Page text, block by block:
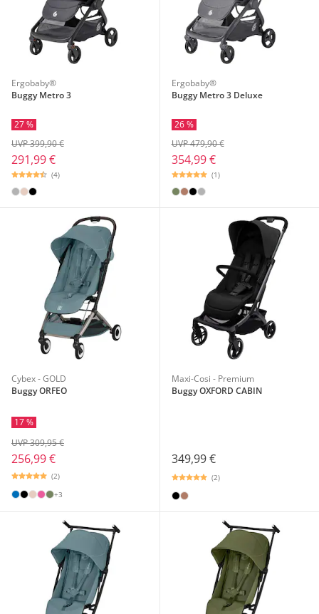
Ergobaby®
Buggy Metro 3
27 %
291,99 €
UVP 399,90 €
(4)
Ergobaby®
Buggy Metro 3 Deluxe
26 %
354,99 €
UVP 479,90 €
(1)
Cybex - GOLD
Buggy ORFEO
17 %
256,99 €
UVP 309,95 €
(2)
+3
Maxi-Cosi - Premium
Buggy OXFORD CABIN
349,99 €
(2)